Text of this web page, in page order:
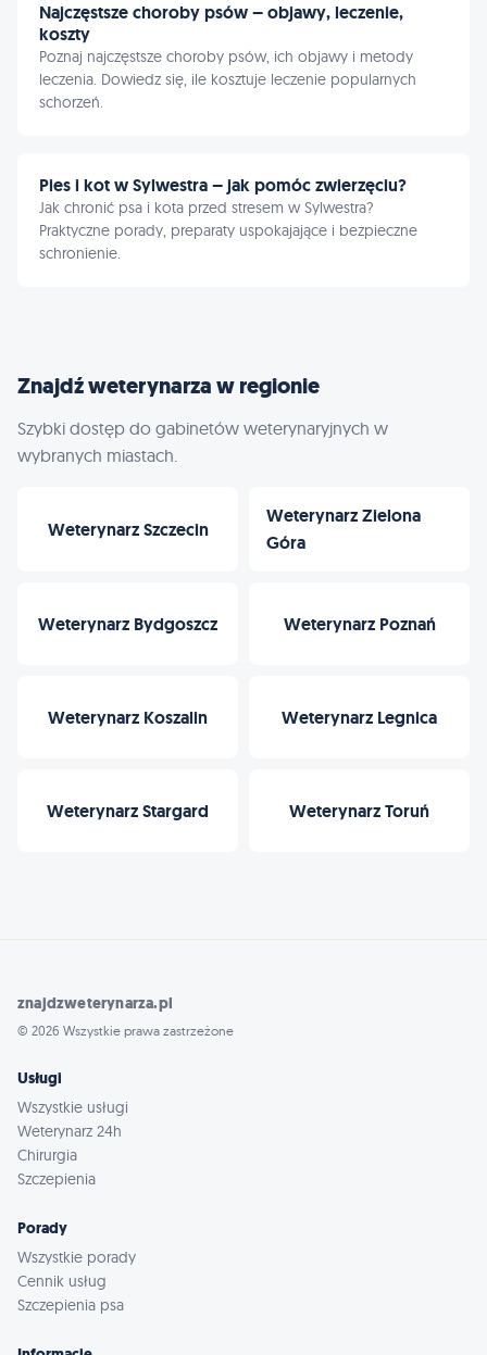
Najczęstsze choroby psów – objawy, leczenie,
koszty
Poznaj najczęstsze choroby psów, ich objawy i metody
leczenia. Dowiedz się, ile kosztuje leczenie popularnych
schorzeń.
Pies i kot w Sylwestra – jak pomóc zwierzęciu?
Jak chronić psa i kota przed stresem w Sylwestra?
Praktyczne porady, preparaty uspokajające i bezpieczne
schronienie.
Znajdź weterynarza w regionie
Szybki dostęp do gabinetów weterynaryjnych w
wybranych miastach.
Weterynarz Szczecin
Weterynarz Zielona
Góra
Weterynarz Bydgoszcz Weterynarz Poznań
Weterynarz Koszalin Weterynarz Legnica
Weterynarz Stargard Weterynarz Toruń
znajdzweterynarza.pl
© 2026 Wszystkie prawa zastrzeżone
Usługi
Wszystkie usługi
Weterynarz 24h
Chirurgia
Szczepienia
Porady
Wszystkie porady
Cennik usług
Szczepienia psa